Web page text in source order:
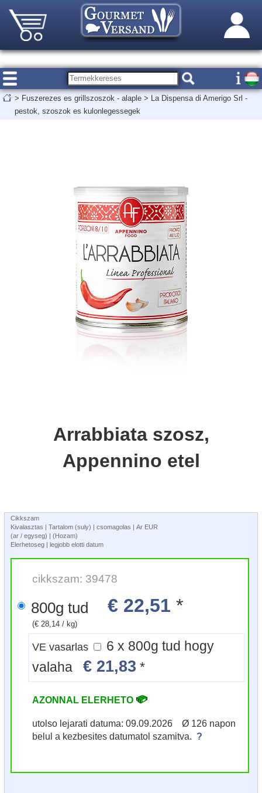
> Fuszerezes es grillszoszok - alaple > La Dispensa di Amerigo Srl -
pestok, szoszok es kulonlegessegek
Arrabbiata szosz,
Appennino etel
Cikkszam
Kivalasztas | Tartalom (suly) | csomagolas | Ar EUR
(ar / egyseg) | (Hozam)
Elerhetoseg | legjobb elotti datum
cikkszam: 39478
800g tud € 22,51 *
(€ 28,14 / kg)
VE vasarlas
6 x 800g tud hogy
valaha€ 21,83 *
AZONNAL ELERHETO
utolso lejarati datuma: 09.09.2026 Ø 126 napon
belul a kezbesites datumatol szamitva. ?